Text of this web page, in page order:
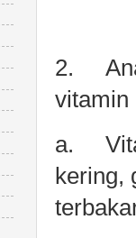
2.
a.
kering,